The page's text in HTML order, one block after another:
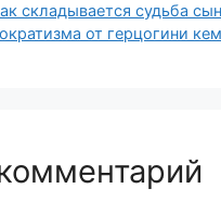
складывается судьба
от герцогини